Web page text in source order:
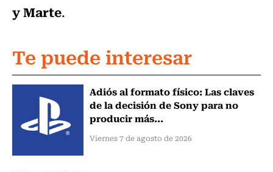
y Marte.
Te puede interesar
Adiós al formato físico: Las claves
de la decisión de Sony para no
producir más...
Viernes 7 de agosto de 2026